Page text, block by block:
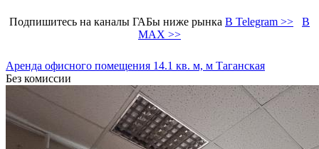
Подпишитесь на каналы ГАБы ниже рынка В Telegram >>
В
MAX >>
Аренда офисного помещения 14.1 кв. м, м Таганская
Без комиссии